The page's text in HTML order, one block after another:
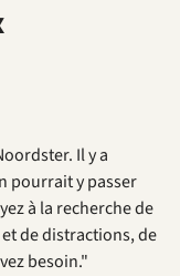
Il y a
pourrait y passer
à la recherche de
de distractions, de
besoin."